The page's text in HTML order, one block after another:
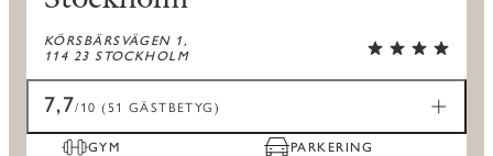
KÖRSBÄRSVÄGEN 1,
114 23 STOCKHOLM
7,7/10 (51 GÄSTBETYG)
GYM PARKERING